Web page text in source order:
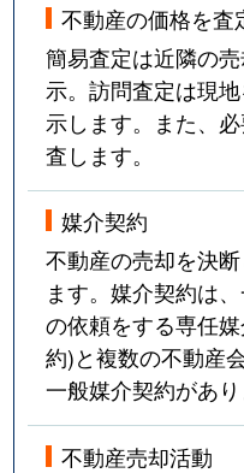
不動産の価格を査
簡易査定は近隣の
示。訪問査定は現
示します。また、
査します。
媒介契約
不動産の売却を決
ます。媒介契約は
の依頼をする専任
約)と複数の不動産
一般媒介契約があり
不動産売却活動